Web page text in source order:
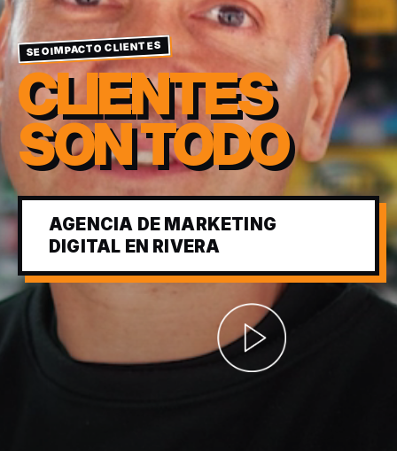
SEOIMPACTO CLIENTES
CLIENTES
SON TODO
AGENCIA DE MARKETING
DIGITAL EN RIVERA
Abrir video corporativo